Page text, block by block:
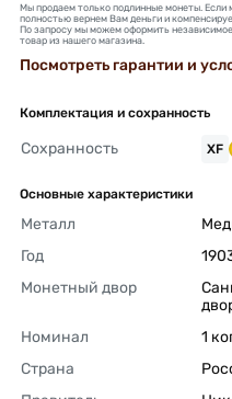
Мы продаем только подлинные монеты. Если
полностью вернем Вам деньги и
По запросу мы можем оформить
товар из нашего магазина.
Посмотреть гарантии и
Комплектация и сохранность
Сохранность XF
Основные характеристики
Металл
Год
Монетный двор
Номинал
1
Страна